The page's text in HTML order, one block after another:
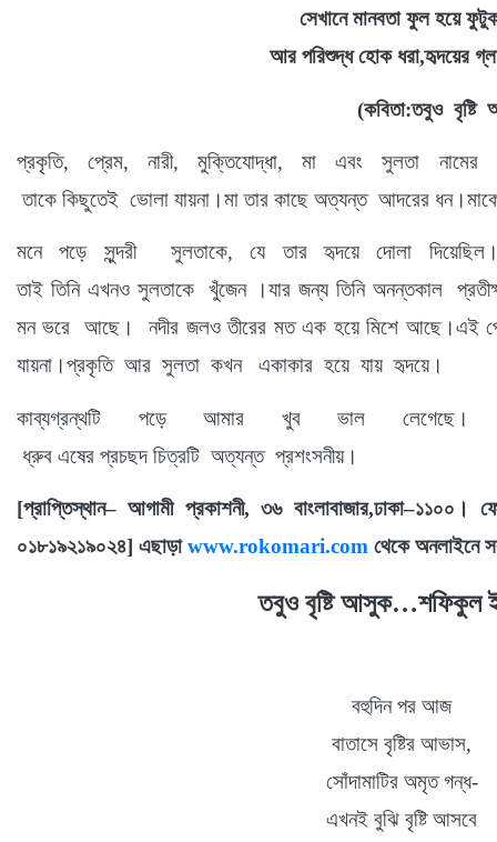
সেখানে মানবতা ফুল হয়ে
আর পরিশুদ্ধ হোক ধরা,হৃদয়ের
(কবিতা:তবুও বৃষ্টি
প্রকৃতি,প্রেম,নারী,মুক্তিযোদ্ধা,মা এবং সুলতা নামের
তাকে কিছুতেই ভোলা যায়না।মা তার কাছে অত্যন্ত আদরের
মনে পড়ে সুন্দরী সুলতাকে,যে তার হৃদয়ে দোলা
তাই তিনি এখনও সুলতাকে
খুঁজেন ।যার জন্য তিনি অনন্তকাল
মন ভরে আছে। নদীর জলও তীরের মত এক হয়ে মিশে আছে।এই
যায়না।প্রকৃতি আর সুলতা কখন একাকার হয়ে যায় হৃদয়ে।
কাব্যগ্রন্থটি
পড়ে আমার খুব ভাল লেগেছে।
ধ্রুব এষের প্রচছদ চিত্রটি অত্যন্ত প্রশংসনীয়।
[প্রাপ্তিস্থান–আগামী প্রকাশনী,৩৬ বাংলাবাজার,ঢাকা–১১০০।
০১৮১৯২১৯০২৪] এছাড়াwww.rokomari.com থেকে অনলাইনে
তবুও বৃষ্টি আসুক…শফিকুল
বহুদিন পর আজ
বাতাসে বৃষ্টির আভাস,
সোঁদামাটির অমৃত গন্ধ-
এখনই বুঝি বৃষ্টি আসবে